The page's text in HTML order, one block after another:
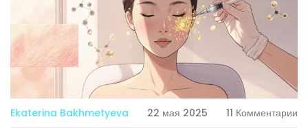
Ekaterina Bakhmetyeva 22 мая 2025 11 Комментарии